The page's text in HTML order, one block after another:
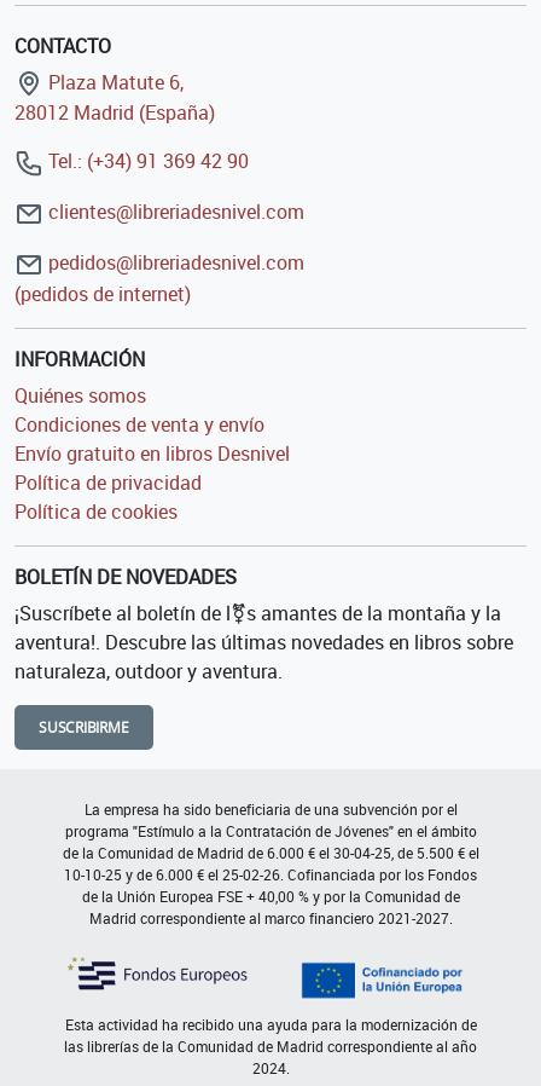
CONTACTO
Plaza Matute 6,
28012 Madrid (España)
Tel.: (+34) 91 369 42 90
clientes@libreriadesnivel.com
pedidos@libreriadesnivel.com
(pedidos de internet)
INFORMACIÓN
Quiénes somos
Condiciones de venta y envío
Envío gratuito en libros Desnivel
Política de privacidad
Política de cookies
BOLETÍN DE NOVEDADES
¡Suscríbete al boletín de l⚧s amantes de la montaña y la
aventura!. Descubre las últimas novedades en libros sobre
naturaleza, outdoor y aventura.
SUSCRIBIRME
La empresa ha sido beneficiaria de una subvención por el
programa "Estímulo a la Contratación de Jóvenes" en el ámbito
de la Comunidad de Madrid de 6.000 € el 30-04-25, de 5.500 € el
10-10-25 y de 6.000 € el 25-02-26. Cofinanciada por los Fondos
de la Unión Europea FSE + 40,00 % y por la Comunidad de
Madrid correspondiente al marco financiero 2021-2027.
Esta actividad ha recibido una ayuda para la modernización de
las librerías de la Comunidad de Madrid correspondiente al año
2024.